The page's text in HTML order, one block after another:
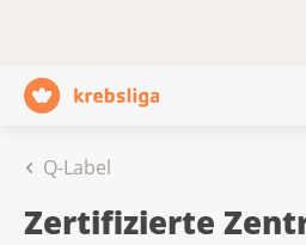
Q-Label
Zertifizierte